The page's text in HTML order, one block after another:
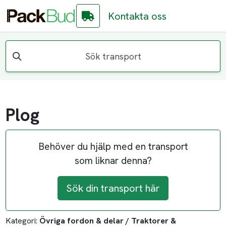
Kontakta oss
Sök transport
Plog
Behöver du hjälp med en transport
som liknar denna?
Sök din transport här
Kategori: Övriga fordon & delar / Traktorer &